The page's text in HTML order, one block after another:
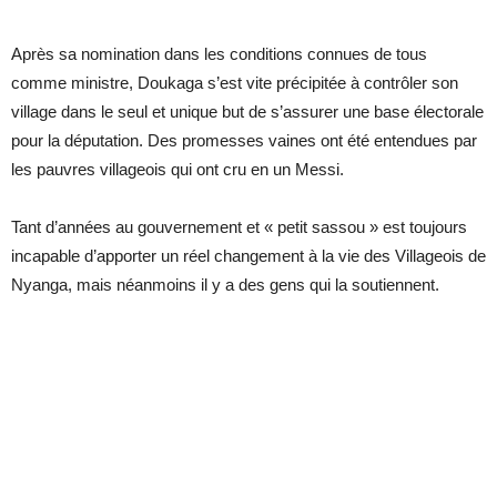
Après sa nomination dans les conditions connues de tous
comme ministre, Doukaga s’est vite précipitée à contrôler son
village dans le seul et unique but de s’assurer une base électorale
pour la députation. Des promesses vaines ont été entendues par
les pauvres villageois qui ont cru en un Messi.
Tant d’années au gouvernement et « petit sassou » est toujours
incapable d’apporter un réel changement à la vie des Villageois de
Nyanga, mais néanmoins il y a des gens qui la soutiennent.